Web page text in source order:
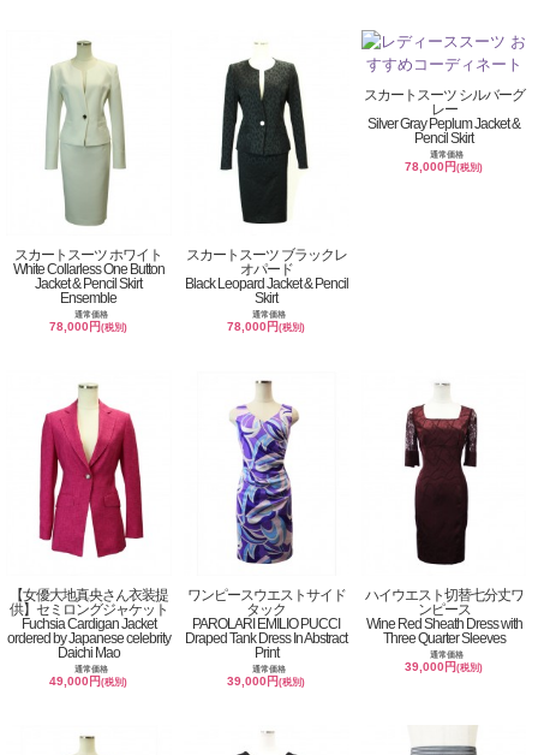
スカートスーツ ホワイト
White Collarless One Button
Jacket & Pencil Skirt
Ensemble
通常価格
78,000円(税別)
スカートスーツ ブラックレ
オパード
Black Leopard Jacket & Pencil
Skirt
通常価格
78,000円(税別)
スカートスーツ シルバーグ
レー
Silver Gray Peplum Jacket &
Pencil Skirt
通常価格
78,000円(税別)
【女優大地真央さん衣装提
供】セミロングジャケット
Fuchsia Cardigan Jacket
ordered by Japanese celebrity
Daichi Mao
通常価格
49,000円(税別)
ワンピースウエストサイド
タック
PAROLARI EMILIO PUCCI
Draped Tank Dress In Abstract
Print
通常価格
39,000円(税別)
ハイウエスト切替七分丈ワ
ンピース
Wine Red Sheath Dress with
Three Quarter Sleeves
通常価格
39,000円(税別)